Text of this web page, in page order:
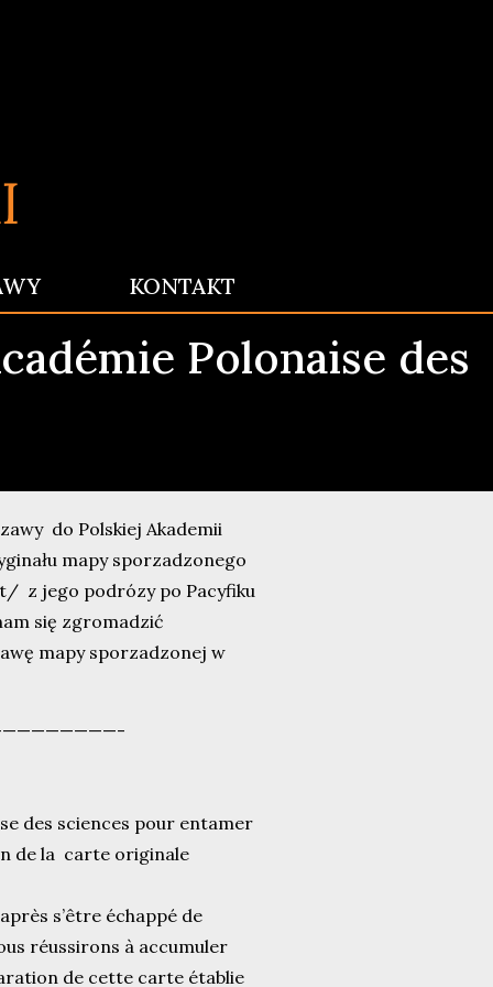
KONTAKT
Polonaise des
do Polskiej Akademii
mapy sporzadzonego
z jego podrózy po Pacyfiku
się zgromadzić
mapy sporzadzonej w
des sciences pour entamer
de la carte originale
s’être échappé de
réussirons à accumuler
de cette carte établie